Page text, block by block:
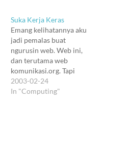
Suka Kerja Keras
Emang kelihatannya aku
jadi pemalas buat
ngurusin web. Web ini,
dan terutama web
komunikasi.org. Tapi
sebenernya aku lagi aktif
merenovasi website.
2003-02-24
In "Computing"